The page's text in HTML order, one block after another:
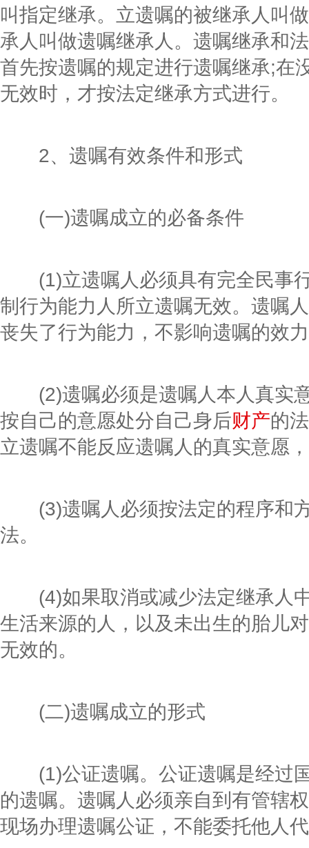
叫指定继承。立遗嘱的被继承人叫
承人叫做遗嘱继承人。遗嘱继承和
首先按遗嘱的规定进行遗嘱继承;在
无效时，才按法定继承方式进行。
2、遗嘱有效条件和形式
(一)遗嘱成立的必备条件
(1)立遗嘱人必须具有完全民事
制行为能力人所立遗嘱无效。遗嘱
丧失了行为能力，不影响遗嘱的效
(2)遗嘱必须是遗嘱人本人真实
按自己的意愿处分自己身后财产的
立遗嘱不能反应遗嘱人的真实意愿
(3)遗嘱人必须按法定的程序和
法。
(4)如果取消或减少法定继承人
生活来源的人，以及未出生的胎儿
无效的。
(二)遗嘱成立的形式
(1)公证遗嘱。公证遗嘱是经过
的遗嘱。遗嘱人必须亲自到有管辖
现场办理遗嘱公证，不能委托他人